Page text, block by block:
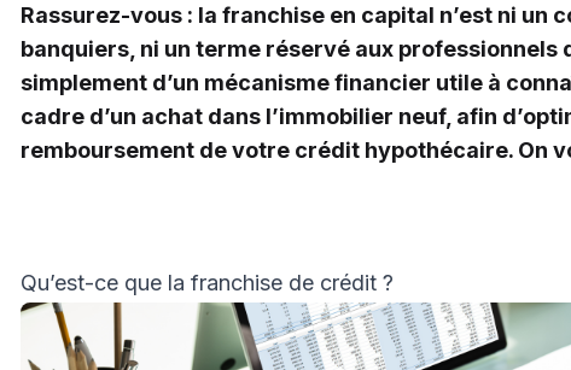
Rassurez-vous : la franchise en capital n’est ni un
banquiers, ni un terme réservé aux professionnels
simplement d’un mécanisme financier utile à
cadre d’un achat dans l’immobilier neuf, afin
remboursement de votre crédit hypothécaire. On
Qu’est-ce que la franchise de crédit ?